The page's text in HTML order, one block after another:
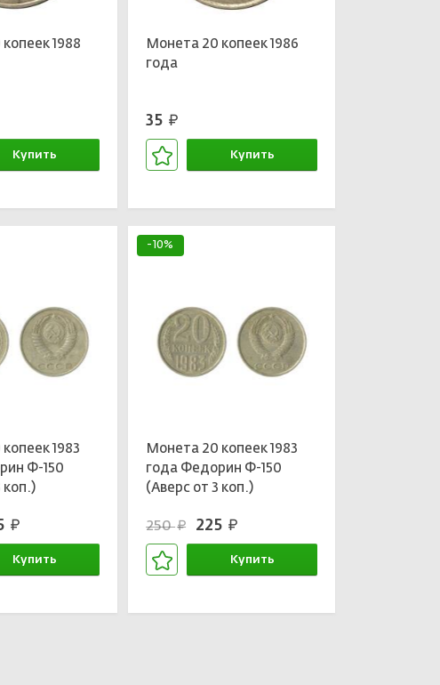
1988
Купить
Монета 20 копеек 1986
года
35 руб.
Купить
1983
Ф-150
коп.)
руб.
Купить
-10%
Монета 20 копеек 1983
года Федорин Ф-150
(Аверс от 3 коп.)
250руб. 225 руб.
Купить